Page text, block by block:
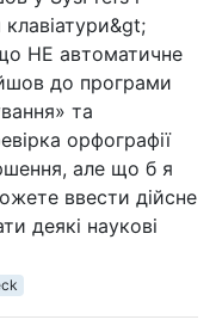
НЕ автоматичне
до програми
та
орфографії
але що б я
ввести дійсне
деякі наукові